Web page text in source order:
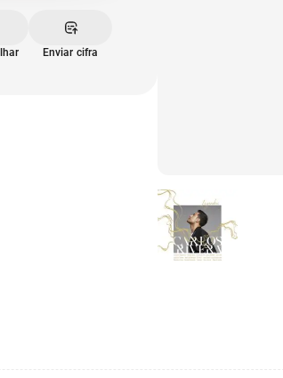
Enviar cifra
Leyendas
2021
Álbum